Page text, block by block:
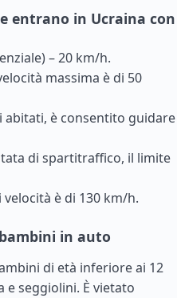
entrano in Ucraina con
– 20 km/h.
massima è di 50
è consentito guidare
di spartitraffico, il limite
è di 130 km/h.
in auto
di età inferiore ai 12
e seggiolini. È vietato